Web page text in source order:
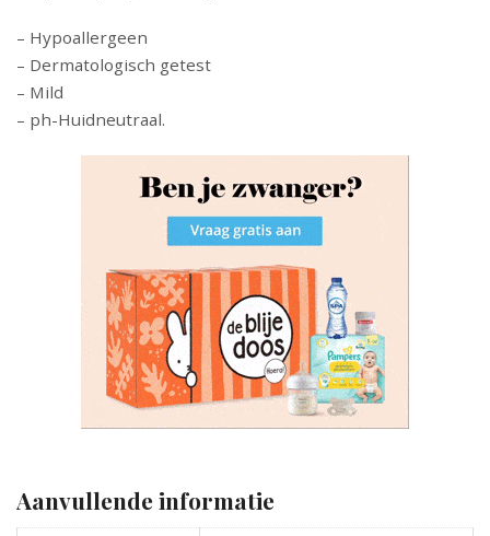
– Hypoallergeen
– Dermatologisch getest
– Mild
– ph-Huidneutraal.
Aanvullende informatie